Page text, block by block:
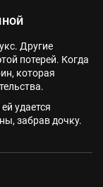
Другие
потерей. Когда
которая
удается
забрав дочку.